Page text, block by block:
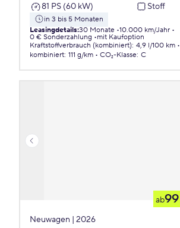
81 PS (60 kW)
Stoff
in 3 bis 5 Monaten
Leasingdetails:30 Monate 10.000 km/Jahr
0 € Sonderzahlung
mit Kaufoption
Kraftstoffverbrauch (kombiniert): 4,9 l/100 km
kombiniert: 111 g/km CO₂-Klasse: C
ab
Neuwagen | 2026